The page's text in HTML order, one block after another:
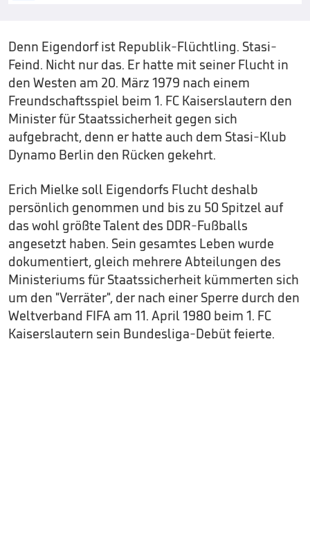
Denn Eigendorf ist Republik-Flüchtling. Stasi-
Feind. Nicht nur das. Er hatte mit seiner Flucht in
den Westen am 20. März 1979 nach einem
Freundschaftsspiel beim 1. FC Kaiserslautern den
Minister für Staatssicherheit gegen sich
aufgebracht, denn er hatte auch dem Stasi-Klub
Dynamo Berlin den Rücken gekehrt.
Erich Mielke soll Eigendorfs Flucht deshalb
persönlich genommen und bis zu 50 Spitzel auf
das wohl größte Talent des DDR-Fußballs
angesetzt haben. Sein gesamtes Leben wurde
dokumentiert, gleich mehrere Abteilungen des
Ministeriums für Staatssicherheit kümmerten sich
um den "Verräter", der nach einer Sperre durch den
Weltverband FIFA am 11. April 1980 beim 1. FC
Kaiserslautern sein Bundesliga-Debüt feierte.